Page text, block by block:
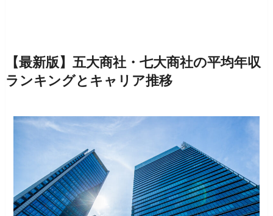
【最新版】五大商社・七大商社の平均年収
ランキングとキャリア推移